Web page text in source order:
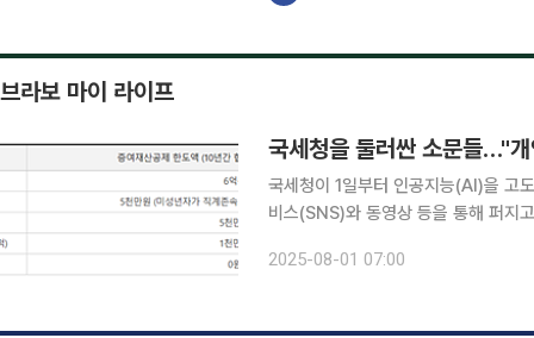
브라보 마이 라이프
국세청을 둘러싼 소문들…"
국세청이 1일부터 인공지능(AI)을 고
비스(SNS)와 동영상 등을 통해 퍼지
로 보인다. 국세청은 8월부터 개
2025-08-01 07:00